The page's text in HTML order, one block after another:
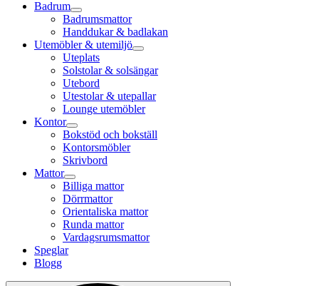
Badrum
Badrumsmattor
Handdukar & badlakan
Utemöbler & utemiljö
Uteplats
Solstolar & solsängar
Utebord
Utestolar & utepallar
Lounge utemöbler
Kontor
Bokstöd och bokställ
Kontorsmöbler
Skrivbord
Mattor
Billiga mattor
Dörrmattor
Orientaliska mattor
Runda mattor
Vardagsrumsmattor
Speglar
Blogg